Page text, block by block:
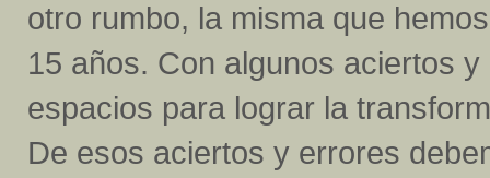
otro rumbo, la misma que
15 años. Con algunos aciertos
espacios para lograr la
De esos aciertos y errores